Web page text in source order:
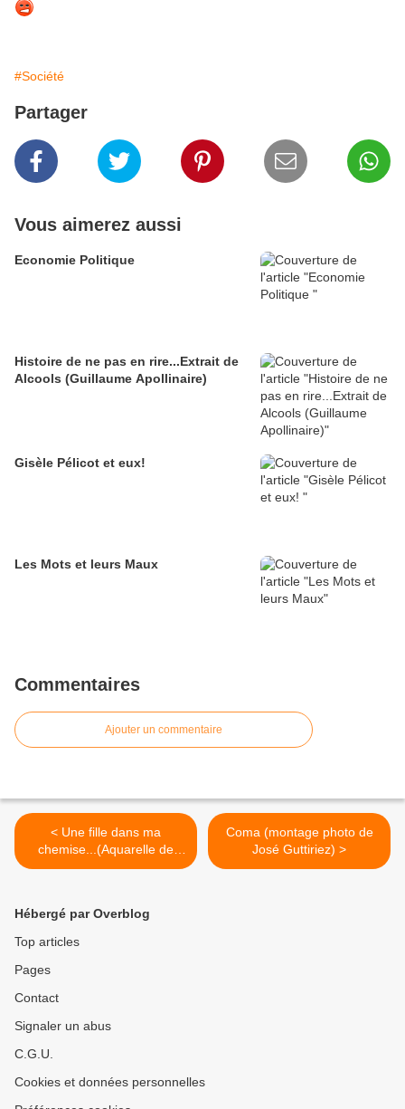
#Société
Partager
Vous aimerez aussi
Economie Politique
Histoire de ne pas en rire...Extrait de
Alcools (Guillaume Apollinaire)
Gisèle Pélicot et eux!
Les Mots et leurs Maux
Commentaires
Ajouter un commentaire
< Une fille dans ma
chemise...(Aquarelle de
Rosalia Manikowska)
Coma (montage photo de
José Guttiriez) >
Hébergé par Overblog
Top articles
Pages
Contact
Signaler un abus
C.G.U.
Cookies et données personnelles